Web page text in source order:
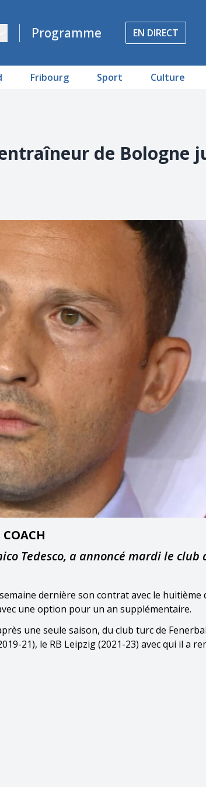
Programme EN DIRECT
Fribourg Sport Culture
de Bologne
Tedesco, a annoncé mardi le club
dernière son contrat avec le huitième
une option pour un an supplémentaire.
une seule saison, du club turc de
21), le RB Leipzig (2021-23) avec qui il a